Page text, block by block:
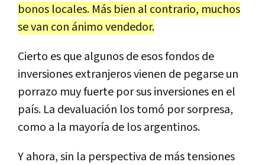
bonos locales. Más bien al contrario, muchos
se van con ánimo vendedor.
Cierto es que algunos de esos fondos de
inversiones extranjeros vienen de pegarse un
porrazo muy fuerte por sus inversiones en el
país. La devaluación los tomó por sorpresa,
como a la mayoría de los argentinos.
Y ahora, sin la perspectiva de más tensiones